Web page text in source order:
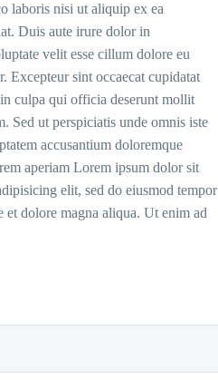
laboris nisi ut aliquip ex ea
Duis aute irure dolor in
velit esse cillum dolore eu
Excepteur sint occaecat cupidatat
culpa qui officia deserunt mollit
Sed ut perspiciatis unde omnis iste
accusantium doloremque
aperiam Lorem ipsum dolor sit
elit, sed do eiusmod tempor
et dolore magna aliqua. Ut enim ad